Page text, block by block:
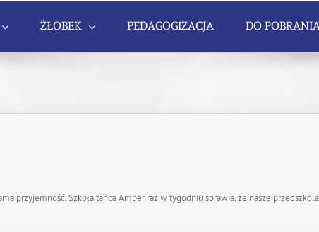
ŻŁOBEK PEDAGOGIZACJA DO
przyjemność. Szkoła tańca Amber raz w tygodniu sprawia, ze nasze